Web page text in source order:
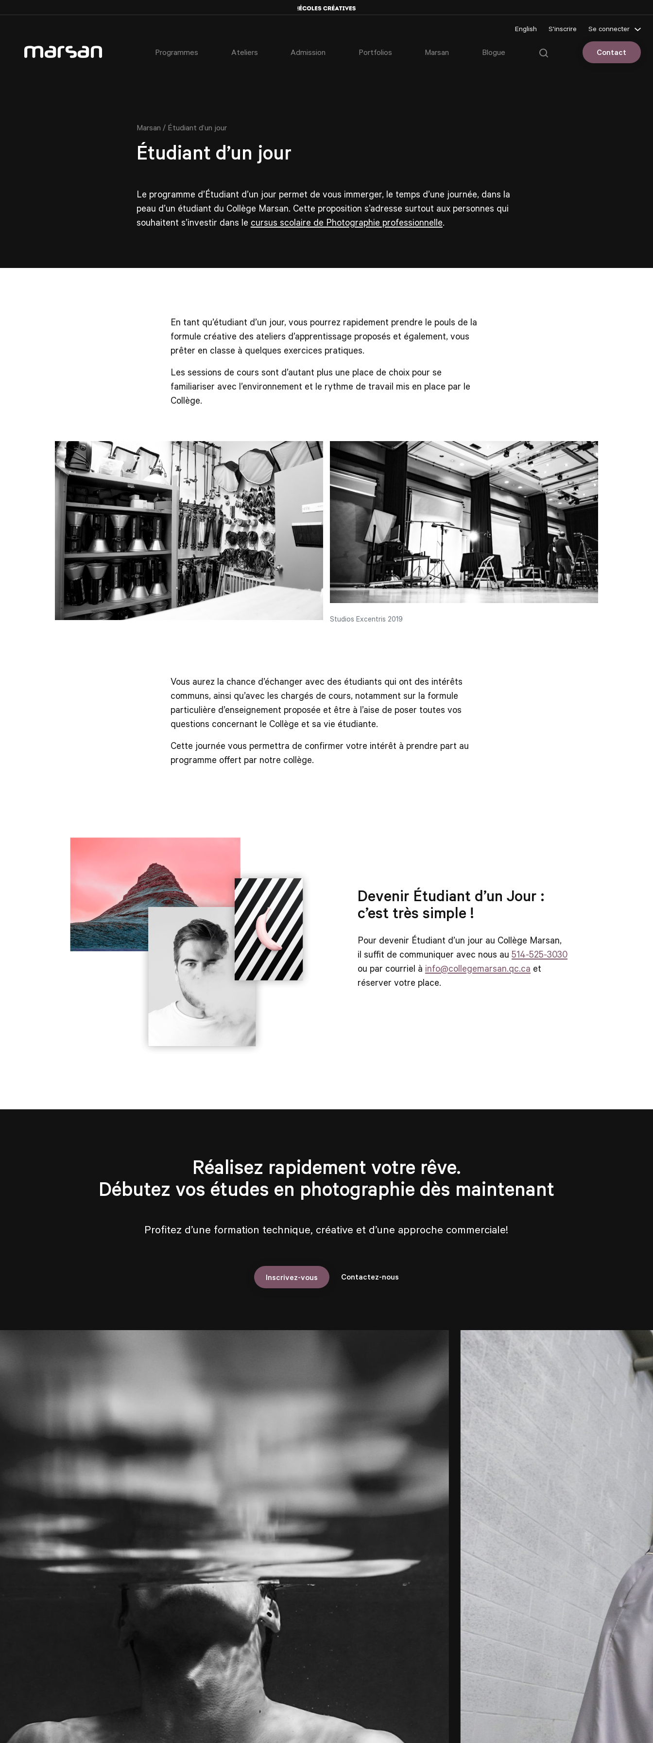
English S'inscrire Se connecter
Espace client
Programmes Ateliers Admission Portfolios Marsan Blogue Contact
Horaires des activités libresMarsan / Étudiant d’un jour
Étudiant d’un jour
Le programme d’Étudiant d’un jour permet de vous immerger, le temps d’une journée, dans la
peau d’un étudiant du Collège Marsan. Cette proposition s’adresse surtout aux personnes qui
souhaitent s’investir dans le cursus scolaire de Photographie professionnelle.
En tant qu’étudiant d’un jour, vous pourrez rapidement prendre le pouls de la
formule créative des ateliers d’apprentissage proposés et également, vous
prêter en classe à quelques exercices pratiques.
Les sessions de cours sont d’autant plus une place de choix pour se
familiariser avec l’environnement et le rythme de travail mis en place par le
Collège.
Studios Excentris 2019
Vous aurez la chance d’échanger avec des étudiants qui ont des intérêts
communs, ainsi qu’avec les chargés de cours, notamment sur la formule
particulière d’enseignement proposée et être à l’aise de poser toutes vos
questions concernant le Collège et sa vie étudiante.
Cette journée vous permettra de confirmer votre intérêt à prendre part au
programme offert par notre collège.
Devenir Étudiant d’un Jour :
c’est très simple !
Pour devenir Étudiant d’un jour au Collège Marsan,
il suffit de communiquer avec nous au 514-525-3030
ou par courriel à info@collegemarsan.qc.ca et
réserver votre place.
Réalisez rapidement votre rêve.
Débutez vos études en photographie dès maintenant
Profitez d’une formation technique, créative et d’une approche commerciale!
Inscrivez-vous Contactez-nous